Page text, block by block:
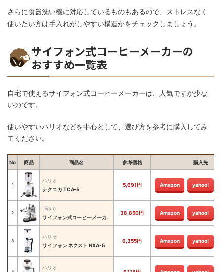
さらに食器洗い機に対応しているものもあるので、ストレスなく
使いたい方は手入れがしやすい構造かをチェックしましょう。
サイフォン式コーヒーメーカーの
おすすめ一覧表
自宅で使えるサイフォン式コーヒーメーカーは、人気ですが少な
いのです。
使いやすいハリオなどを中心として、選び方を参考に購入してみ
てください。
No 商品 商品名 参考価格 購入先
1
ハリオ
テクニカ TCA-5
5,691円 Amazon yahoo!
2
Diguo
サイフォン式コーヒーメーカー 横式
38,850円 Amazon yahoo!
3
ハリオ
サイフォン ネクスト NXA-5
6,355円 Amazon yahoo!
ハリオ